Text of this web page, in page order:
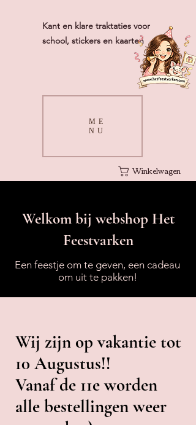
Winkelwagen
Welkom bij webshop Het
Feestvarken
Een feestje om te geven, een cadeau
om uit te pakken!
ME
NU
Kant en klare traktaties voor
school, stickers en kaarten
Wij zijn op vakantie tot
10 Augustus!!
Vanaf de 11e worden
alle bestellingen weer